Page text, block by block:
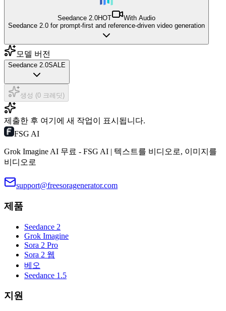
Seedance 2.0HOT
With Audio
Seedance 2.0 for prompt-first and reference-driven video generation
모델 버전
Seedance 2.0SALE
생성 (0 크레딧)
제출한 후 여기에 새 작업이 표시됩니다.
FSG AI
Grok Imagine AI 무료 - FSG AI | 텍스트를 비디오로, 이미지를
비디오로
support@freesoragenerator.com
제품
Seedance 2
Grok Imagine
Sora 2 Pro
Sora 2 웹
베오
Seedance 1.5
지원